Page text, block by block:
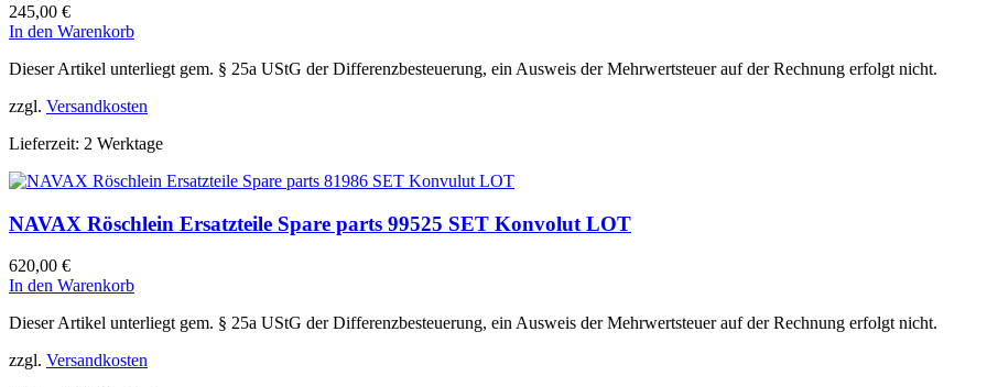
245,00 €
In den Warenkorb
Dieser Artikel unterliegt gem. § 25a UStG der Differenzbesteuerung, ein Ausweis der Mehrwertsteuer auf der Rechnung erfolgt nicht.
zzgl. Versandkosten
Lieferzeit: 2 Werktage
NAVAX Röschlein Ersatzteile Spare parts 99525 SET Konvolut LOT
620,00 €
In den Warenkorb
Dieser Artikel unterliegt gem. § 25a UStG der Differenzbesteuerung, ein Ausweis der Mehrwertsteuer auf der Rechnung erfolgt nicht.
zzgl. Versandkosten